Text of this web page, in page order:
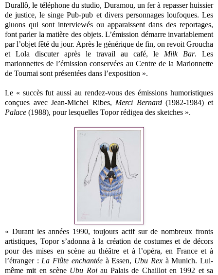
Durallô, le téléphone du studio, Duramou, un fer à repasser huissier
de justice, le singe Pub-pub et divers personnages loufoques. Les
gluons qui sont interviewés ou apparaissent dans des reportages,
font parler la matière des objets. L’émission démarre invariablement
par l’objet fêté du jour. Après le générique de fin, on revoit Groucha
et Lola discuter après le travail au café, le Milk Bar. Les
marionnettes de l’émission conservées au Centre de la Marionnette
de Tournai sont présentées dans l’exposition ».
Le « succès fut aussi au rendez-vous des émissions humoristiques
conçues avec Jean-Michel Ribes, Merci Bernard(1982-1984) et
Palace (1988), pour lesquelles Topor rédigea des sketches ».
« Durant les années 1990, toujours actif sur de nombreux fronts
artistiques, Topor s’adonna à la création de costumes et de décors
pour des mises en scène au théâtre et à l’opéra, en France et à
l’étranger : La Flûte enchantéeà Essen, Ubu Rexà Munich. Lui-
même mit en scène Ubu Roiau Palais de Chaillot en 1992 et sa